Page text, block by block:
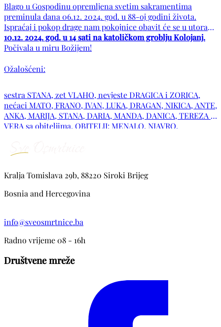
Blago u Gospodinu opremljena svetim sakramentima
preminula dana 06.12. 2024. god. u 88-oj godini života.
Ispraćaj i pokop drage nam pokojnice obavit će se u utorak
10.12. 2024. god. u 14 sati na katoličkom groblju Kolojanj.
Počivala u miru Božijem!
Ožalošćeni:
sestra STANA, zet VLAHO, nevjeste DRAGICA i ZORICA,
nećaci MATO, FRANO, IVAN, LUKA, DRAGAN, NIKICA, ANTE,
ANKA, MARIJA, STANA, DARIA, MANDA, DANICA, TEREZA i
VERA sa obiteljima. OBITELJI: MENALO, NJAVRO,
prijatelji
Kralja Tomislava 29b, 88220 Siroki Brijeg
Bosnia and Hercegovina
info@sveosmrtnice.ba
Radno vrijeme 08 - 16h
Društvene mreže